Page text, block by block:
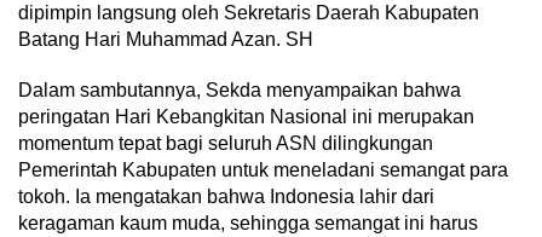
dipimpin langsung oleh Sekretaris Daerah Kabupaten
Batang Hari Muhammad Azan. SH
Dalam sambutannya, Sekda menyampaikan bahwa
peringatan Hari Kebangkitan Nasional ini merupakan
momentum tepat bagi seluruh ASN dilingkungan
Pemerintah Kabupaten untuk meneladani semangat para
tokoh. Ia mengatakan bahwa Indonesia lahir dari
keragaman kaum muda, sehingga semangat ini harus